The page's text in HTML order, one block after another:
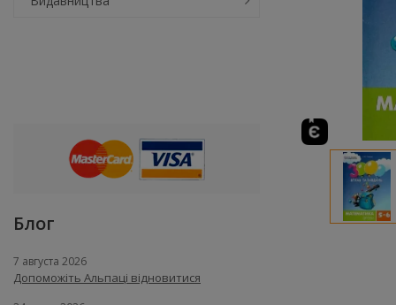
Блог
7 августа 2026
Допоможіть Альпаці відновитися